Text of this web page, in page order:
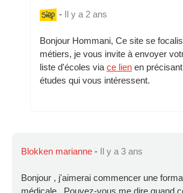
- Il y a 2 ans
Bonjour Hommani, Ce site se
métiers, je vous invite à envoyer
liste d'écoles via ce lien en
études qui vous intéressent.
Blokken marianne - Il y a 3 ans
Bonjour , j'aimerai commencer une